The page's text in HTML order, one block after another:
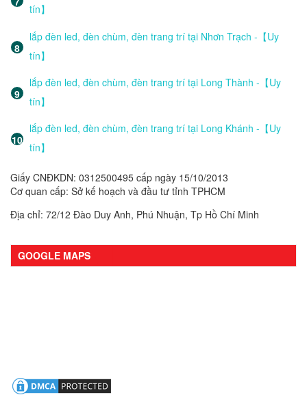
tín】
lắp đèn led, đèn chùm, đèn trang trí tại Nhơn Trạch -【Uy
tín】
lắp đèn led, đèn chùm, đèn trang trí tại Long Thành -【Uy
tín】
lắp đèn led, đèn chùm, đèn trang trí tại Long Khánh -【Uy
tín】
Giấy CNĐKDN: 0312500495 cấp ngày 15/10/2013
Cơ quan cấp: Sở kế hoạch và đầu tư tỉnh TPHCM
Địa chỉ: 72/12 Đào Duy Anh, Phú Nhuận, Tp Hồ Chí Minh
GOOGLE MAPS